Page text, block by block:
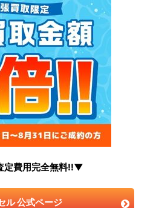
定費用完全無料!!▼
ル 公式ページ